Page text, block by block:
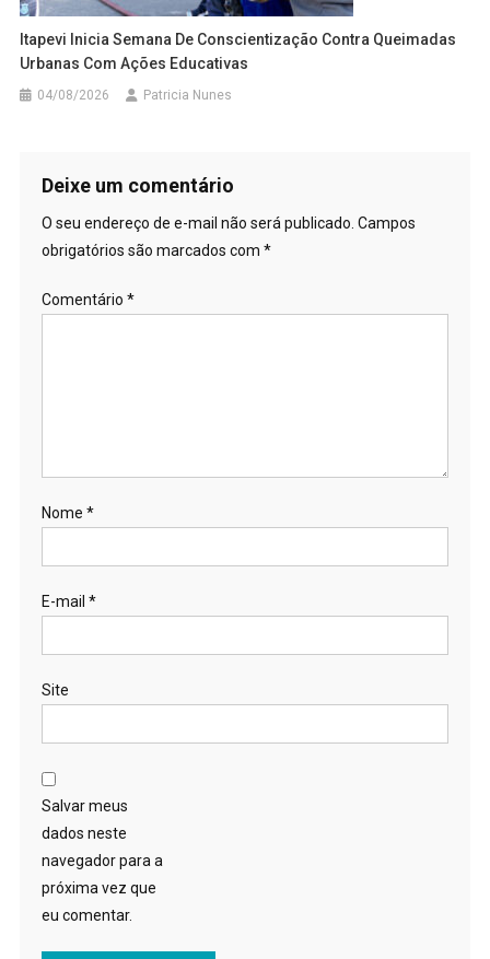
Itapevi Inicia Semana De Conscientização Contra Queimadas
Urbanas Com Ações Educativas
04/08/2026 Patricia Nunes
Deixe um comentário
O seu endereço de e-mail não será publicado. Campos
obrigatórios são marcados com *
Comentário *
Nome *
E-mail *
Site
Salvar meus
dados neste
navegador para a
próxima vez que
eu comentar.